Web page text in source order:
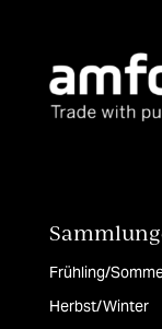
Frühling/
Herbst/Winter